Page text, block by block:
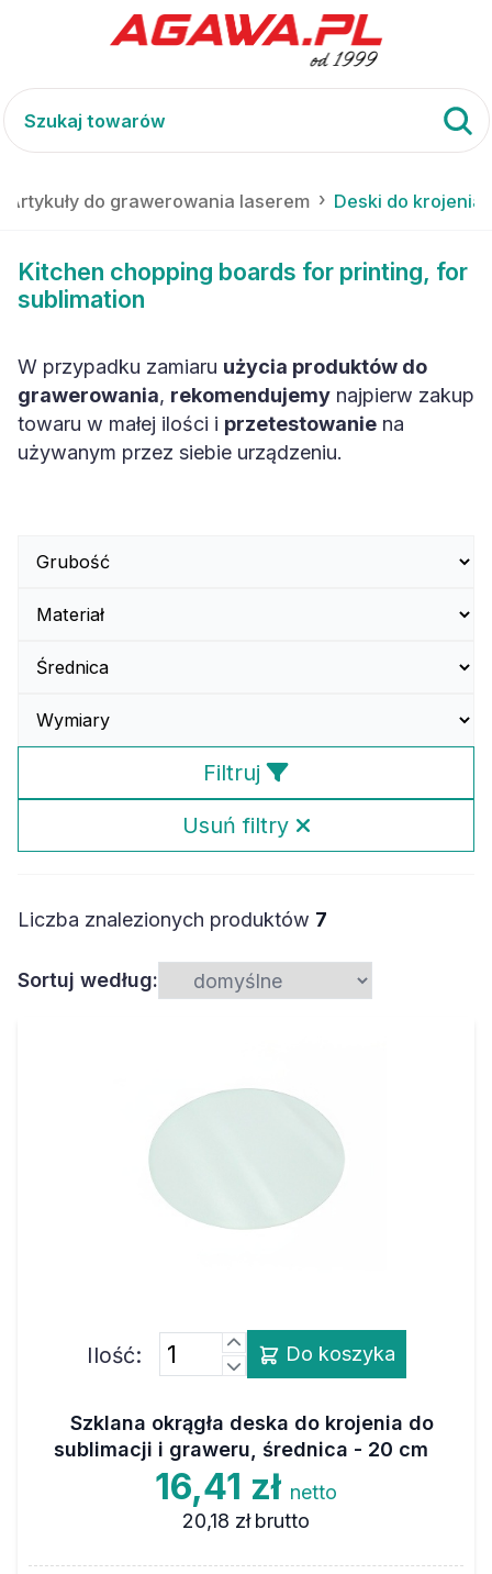
Artykuły do grawerowania laserem Deski do krojenia
Kitchen chopping boards for printing, for
sublimation
W przypadku zamiaru użycia produktów do
grawerowania, rekomendujemy najpierw zakup
towaru w małej ilości i przetestowanie na
używanym przez siebie urządzeniu.
Filtruj
Usuń filtry
Liczba znalezionych produktów 7
Sortuj według:
Ilość: Do koszyka
Szklana okrągła deska do krojenia do
sublimacji i graweru, średnica - 20 cm
16,41 zł netto
20,18 zł brutto